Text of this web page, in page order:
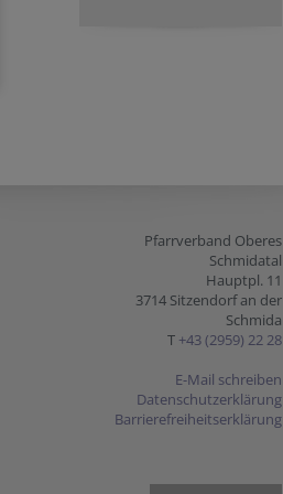
Pfarrverband Oberes
Schmidatal
Hauptpl. 11
3714 Sitzendorf an der
Schmida
T +43 (2959) 22 28
E-Mail schreiben
Datenschutzerklärung
Barrierefreiheitserklärung